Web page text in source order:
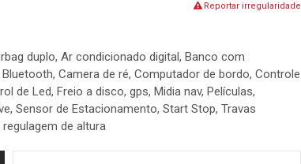
Reportar irregularidade
duplo, Ar condicionado digital, Banco com
Camera de ré, Computador de bordo, Controle
de Led, Freio a disco, gps, Midia nav, Películas,
Sensor de Estacionamento, Start Stop, Travas
de altura